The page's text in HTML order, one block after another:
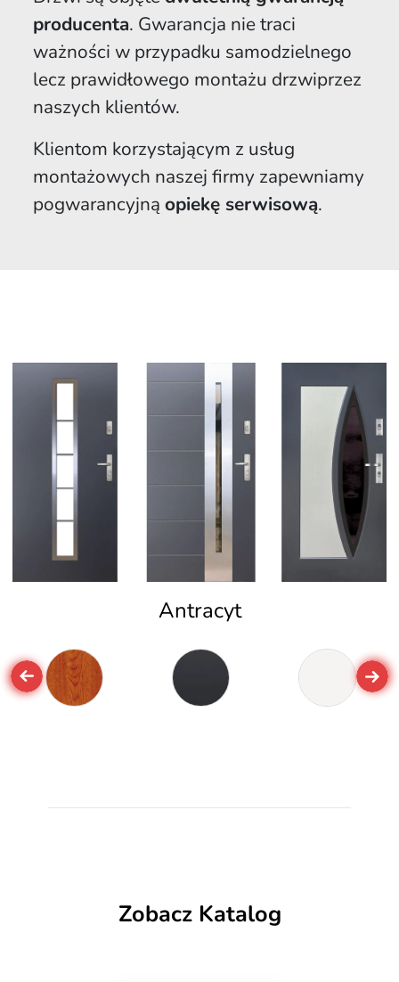
producenta. Gwarancja nie traci
ważności w przypadku samodzielnego
lecz prawidłowego montażu drzwiprzez
naszych klientów.
Klientom korzystającym z usług
montażowych naszej firmy zapewniamy
pogwarancyjną opiekę serwisową.
Antracyt
Zobacz Katalog